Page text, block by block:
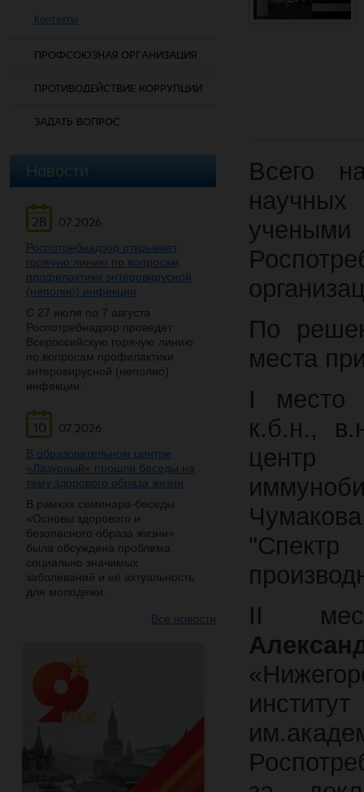
Контакты
ПРОФСОЮЗНАЯ ОРГАНИЗАЦИЯ
ПРОТИВОДЕЙСТВИЕ КОРРУПЦИИ
ЗАДАТЬ ВОПРОС
Новости
28
07.2026
Роспотребнадзор открывает
горячую линию по вопросам
профилактики энтеровирусной
(неполио) инфекции
С 27 июля по 7 августа
Роспотребнадзор проведет
Всероссийскую горячую линию
по вопросам профилактики
энтеровирусной (неполио)
инфекции.
10
07.2026
В образовательном центре
«Лазурный» прошли беседы на
тему здорового образа жизни
В рамках семинара-беседы
«Основы здорового и
безопасного образа жизни»
была обсуждена проблема
социально значимых
заболеваний и её актуальность
для молодежи.
Все новости
Всего
По
места
I
к.б.н.,
центр
"Спектр
II